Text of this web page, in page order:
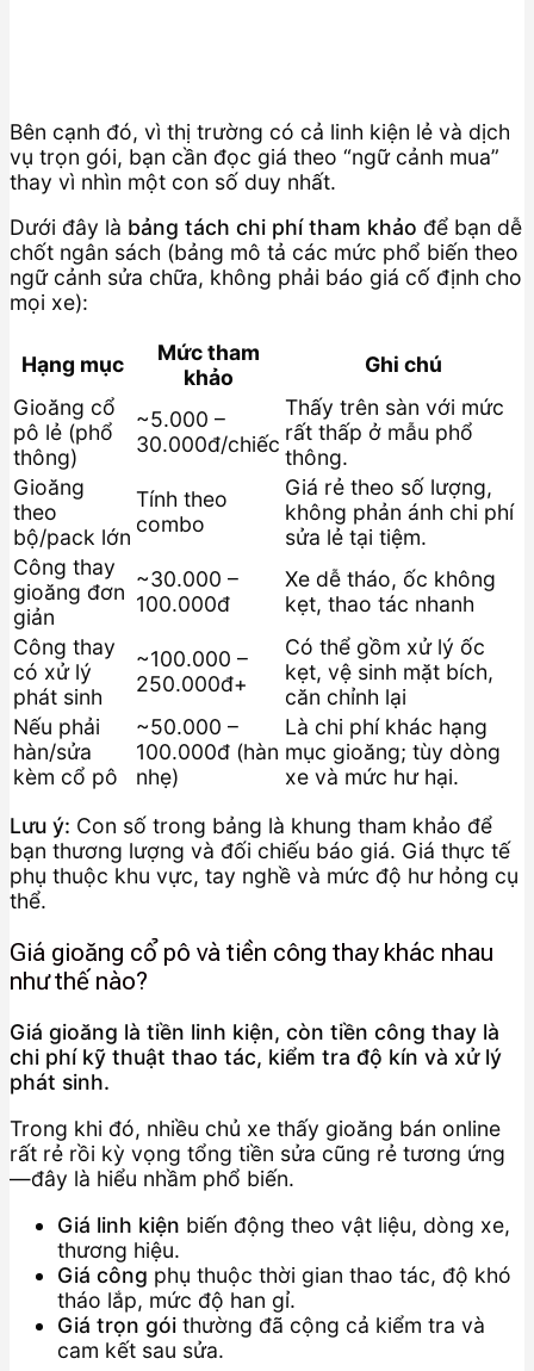
Bên cạnh đó, vì thị trường có cả linh kiện lẻ và dịch
vụ trọn gói, bạn cần đọc giá theo “ngữ cảnh mua”
thay vì nhìn một con số duy nhất.
Dưới đây là bảng tách chi phí tham khảo để bạn dễ
chốt ngân sách (bảng mô tả các mức phổ biến theo
ngữ cảnh sửa chữa, không phải báo giá cố định cho
mọi xe):
Hạng mục
Mức tham
khảo
Ghi chú
Gioăng cổ
pô lẻ (phổ
thông)
~5.000 –
30.000đ/chiếc
Thấy trên sàn với mức
rất thấp ở mẫu phổ
thông.
Gioăng
theo
bộ/pack lớn
Tính theo
combo
Giá rẻ theo số lượng,
không phản ánh chi phí
sửa lẻ tại tiệm.
Công thay
gioăng đơn
giản
~30.000 –
100.000đ
Xe dễ tháo, ốc không
kẹt, thao tác nhanh
Công thay
có xử lý
phát sinh
~100.000 –
250.000đ+
Có thể gồm xử lý ốc
kẹt, vệ sinh mặt bích,
căn chỉnh lại
Nếu phải
hàn/sửa
kèm cổ pô
~50.000 –
100.000đ (hàn
nhẹ)
Là chi phí khác hạng
mục gioăng; tùy dòng
xe và mức hư hại.
Lưu ý: Con số trong bảng là khung tham khảo để
bạn thương lượng và đối chiếu báo giá. Giá thực tế
phụ thuộc khu vực, tay nghề và mức độ hư hỏng cụ
thể.
Giá gioăng cổ pô và tiền công thay khác nhau
như thế nào?
Giá gioăng là tiền linh kiện, còn tiền công thay là
chi phí kỹ thuật thao tác, kiểm tra độ kín và xử lý
phát sinh.
Trong khi đó, nhiều chủ xe thấy gioăng bán online
rất rẻ rồi kỳ vọng tổng tiền sửa cũng rẻ tương ứng
—đây là hiểu nhầm phổ biến.
Giá linh kiện biến động theo vật liệu, dòng xe,
thương hiệu.
Giá công phụ thuộc thời gian thao tác, độ khó
tháo lắp, mức độ han gỉ.
Giá trọn gói thường đã cộng cả kiểm tra và
cam kết sau sửa.